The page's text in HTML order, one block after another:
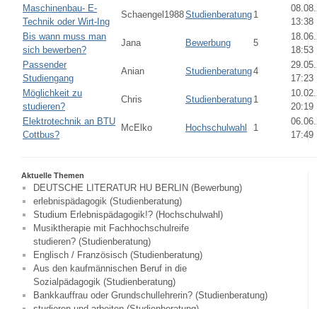
Maschinenbau- E-
Technik oder Wirt-Ing
Schaengel1988Studienberatung 1
13:38
Bis wann muss man
sich bewerben?
Jana Bewerbung 5
18:53
Passender
Studiengang
Anian Studienberatung4
17:23
Möglichkeit zu
studieren?
Chris Studienberatung 1
20:19
Elektrotechnik an BTU
Cottbus?
McElko Hochschulwahl 1
17:49
Aktuelle Themen
DEUTSCHE LITERATUR HU BERLIN (Bewerbung)
erlebnispädagogik (Studienberatung)
Studium Erlebnispädagogik!? (Hochschulwahl)
Musiktherapie mit Fachhochschulreife
studieren? (Studienberatung)
Englisch / Französisch (Studienberatung)
Aus den kaufmännischen Beruf in die
Sozialpädagogik (Studienberatung)
Bankkauffrau oder Grundschullehrerin? (Studienberatung)